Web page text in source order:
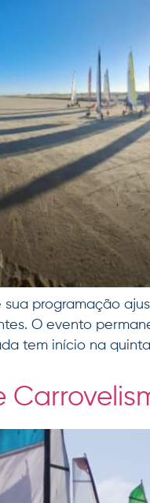
sua programação
O evento
tem início na